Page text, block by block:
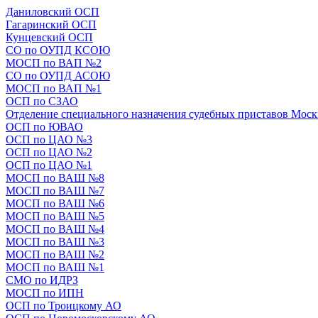
Даниловский ОСП
Гагаринский ОСП
Кунцевский ОСП
СО по ОУПД КСОЮ
МОСП по ВАП №2
СО по ОУПД АСОЮ
МОСП по ВАП №1
ОСП по СЗАО
Отделение специального назначения судебных приставов
ОСП по ЮВАО
ОСП по ЦАО №3
ОСП по ЦАО №2
ОСП по ЦАО №1
МОСП по ВАШ №8
МОСП по ВАШ №7
МОСП по ВАШ №6
МОСП по ВАШ №5
МОСП по ВАШ №4
МОСП по ВАШ №3
МОСП по ВАШ №2
МОСП по ВАШ №1
СМО по ИДРЗ
МОСП по ИПН
ОСП по Троицкому АО